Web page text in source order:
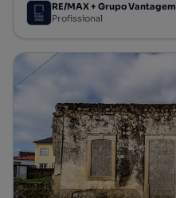
RE/MAX + Grupo Vantagem
Profissional